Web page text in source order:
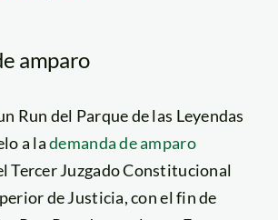
amparo
Run del Parque de las Leyendas
a lademanda de amparo
Tercer Juzgado Constitucional
de Justicia, con el fin de